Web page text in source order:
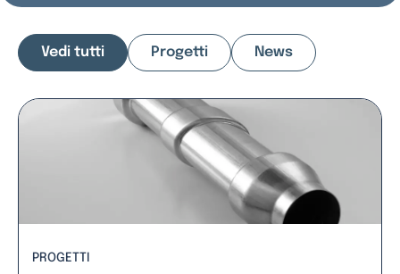
Vedi tutti Progetti News
PROGETTI